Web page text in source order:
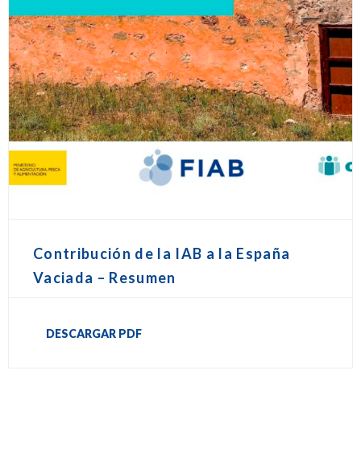
Contribución de la IAB a la España
Vaciada – Resumen
DESCARGAR PDF